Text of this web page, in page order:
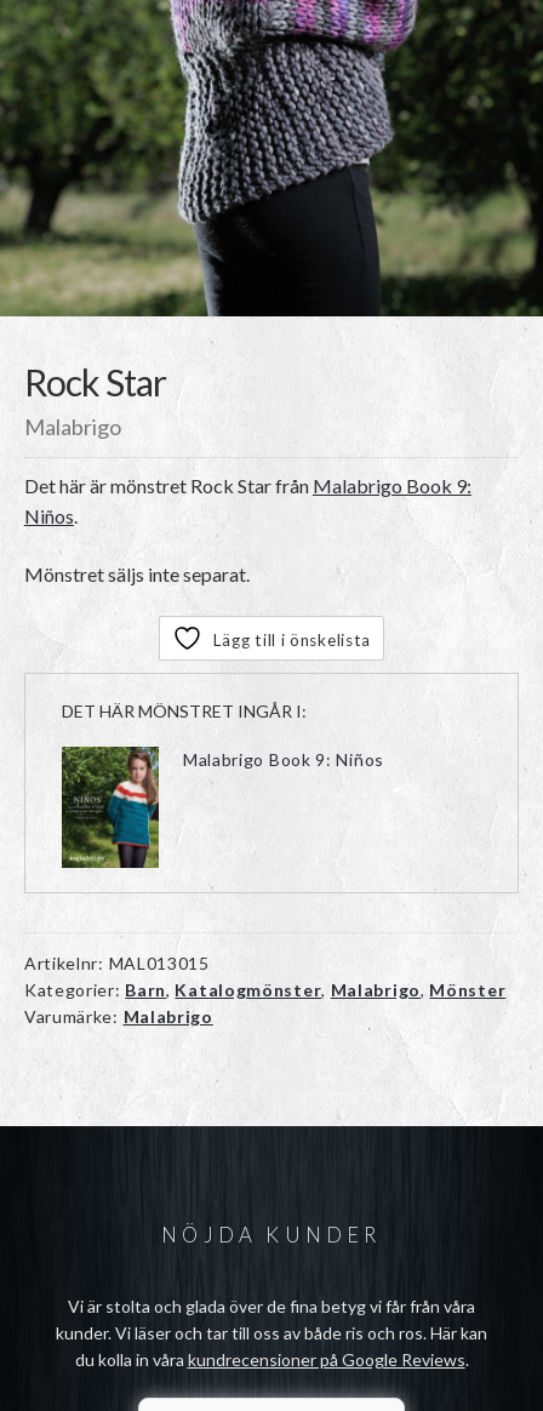
Rock Star
Malabrigo
Det här är mönstret Rock Starfrån Malabrigo Book 9:
Niños.
Mönstret säljs inte separat.
Lägg till i önskelista
DET HÄR MÖNSTRET INGÅR I:
Malabrigo Book 9: Niños
Artikelnr: MAL013015
Kategorier: Barn, Katalogmönster, Malabrigo, Mönster
Varumärke: Malabrigo
NÖJDA KUNDER
Vi är stolta och glada över de fina betyg vi får från våra
kunder. Vi läser och tar till oss av både ris och ros. Här kan
du kolla in våra kundrecensioner på Google Reviews.